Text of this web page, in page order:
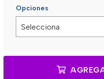
Opciones